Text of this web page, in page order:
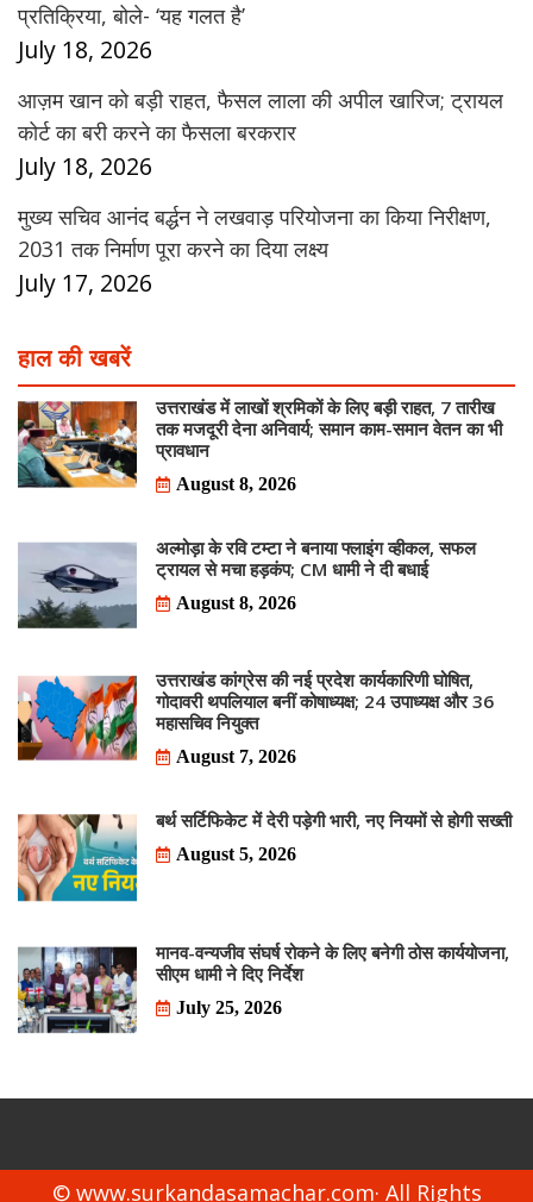
प्रतिक्रिया, बोले- ‘यह गलत है’
July 18, 2026
आज़म खान को बड़ी राहत, फैसल लाला की अपील खारिज; ट्रायल
कोर्ट का बरी करने का फैसला बरकरार
July 18, 2026
मुख्य सचिव आनंद बर्द्धन ने लखवाड़ परियोजना का किया निरीक्षण,
2031 तक निर्माण पूरा करने का दिया लक्ष्य
July 17, 2026
हाल की खबरें
उत्तराखंड में लाखों श्रमिकों के लिए बड़ी राहत, 7 तारीख
तक मजदूरी देना अनिवार्य; समान काम-समान वेतन का भी
प्रावधान
August 8, 2026
अल्मोड़ा के रवि टम्टा ने बनाया फ्लाइंग व्हीकल, सफल
ट्रायल से मचा हड़कंप; CM धामी ने दी बधाई
August 8, 2026
उत्तराखंड कांग्रेस की नई प्रदेश कार्यकारिणी घोषित,
गोदावरी थपलियाल बनीं कोषाध्यक्ष; 24 उपाध्यक्ष और 36
महासचिव नियुक्त
August 7, 2026
बर्थ सर्टिफिकेट में देरी पड़ेगी भारी, नए नियमों से होगी सख्ती
August 5, 2026
मानव-वन्यजीव संघर्ष रोकने के लिए बनेगी ठोस कार्ययोजना,
सीएम धामी ने दिए निर्देश
July 25, 2026
© www.surkandasamachar.com· All Rights